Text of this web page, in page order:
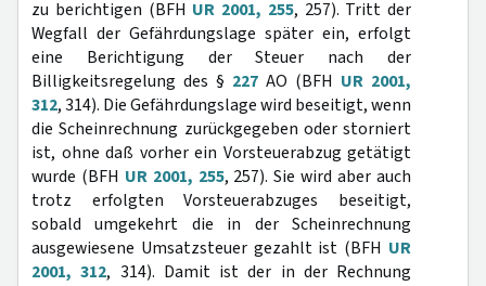
zu berichtigen (BFH UR 2001, 255, 257). Tritt der
Wegfall der Gefährdungslage später ein, erfolgt
eine Berichtigung der Steuer nach der
Billigkeitsregelung des § 227 AO (BFH UR 2001,
312, 314). Die Gefährdungslage wird beseitigt, wenn
die Scheinrechnung zurückgegeben oder storniert
ist, ohne daß vorher ein Vorsteuerabzug getätigt
wurde (BFH UR 2001, 255, 257). Sie wird aber auch
trotz erfolgten Vorsteuerabzuges beseitigt,
sobald umgekehrt die in der Scheinrechnung
ausgewiesene Umsatzsteuer gezahlt ist (BFH UR
2001, 312, 314). Damit ist der in der Rechnung